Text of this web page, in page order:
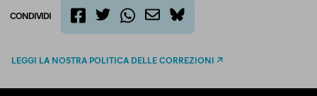
CONDIVIDI
bluesky
LEGGI LA NOSTRA POLITICA DELLE CORREZIONI